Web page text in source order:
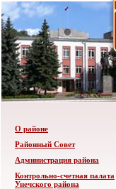
О районе
Районный Совет
Администрация района
Контрольно-счетная палата
Унечского района